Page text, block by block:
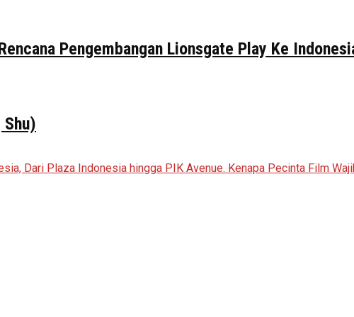
Pengembangan Lionsgate Play Ke
Shu)